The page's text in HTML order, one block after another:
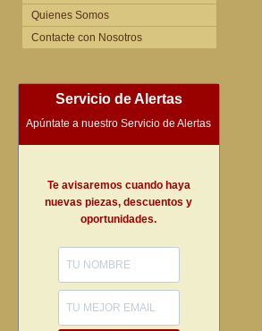
Quienes Somos
Contacte con Nosotros
Servicio de Alertas
Apúntate a nuestro Servicio de Alertas
Te avisaremos cuando haya
nuevas piezas, descuentos y
oportunidades.